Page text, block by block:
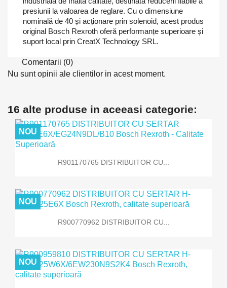
presiunii la valoarea de reglare. Cu o dimensiune
nominală de 40 și acționare prin solenoid, acest produs
original Bosch Rexroth oferă performanțe superioare și
suport local prin CreatX Technology SRL.
Comentarii (0)
Nu sunt opinii ale clientilor in acest moment.
16 alte produse in aceeasi categorie:
R901170765 DISTRIBUITOR CU...
NOU
R900770962 DISTRIBUITOR CU...
NOU
NOU